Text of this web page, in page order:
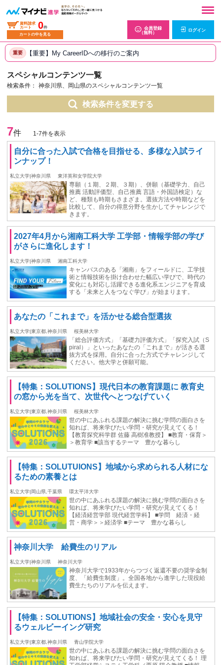
資料請求
カート
0件
カートの中を見る
会員登録
（無料）
ログイン
重要 【重要】My CareerIDへの移行のご案内
スペシャルコンテンツ一覧
検索条件： 神奈川県、岡山県のスペシャルコンテンツ一覧
検索条件を変更する
7件 1-7件を表示
自分に合った入試で合格を目指せる、多様な入試ライ
ンナップ！
私立大学|神奈川県 東洋英和女学院大学
専願（１期、２期、３期）、併願（基礎学力、自己
推薦 活動評価型、自己推薦 言語・外国語検定）な
ど、種類も時期もさまざま。選抜方法や時期などを
比較して、自分の得意分野を生かしてチャレンジで
きます。
2027年4月から湘南工科大学 工学部・情報学部の学び
がさらに進化します！
私立大学|神奈川県 湘南工科大学
キャンパスのある「湘南」をフィールドに、工学技
術と情報技術を掛け合わせた幅広い学びで、時代の
変化にも対応し活躍できる進化系エンジニアを育成
する「未来と人をつなぐ学び」が始まります。
あなたの「これまで」を活かせる総合型選抜
私立大学|東京都,神奈川県 桜美林大学
「総合評価方式」「基礎力評価方式」「探究入試（S
piral）」といったあなたの「これまで」が活きる選
抜方式を採用。自分に合った方式でチャレンジして
ください。他大学と併願可能。
【特集：SOLUTIONS】現代日本の教育課題に 教育史
の窓から光を当て、次世代へとつなげていく
私立大学|東京都,神奈川県 桜美林大学
世の中にあふれる課題の解決に挑む学問の面白さを
知れば、将来学びたい学問・研究が見えてくる！
【教育探究科学群 佐藤 高樹准教授】 ■教育・保育＞
＞教育学 ■該当するテーマ 豊かな暮らし
【特集：SOLUTUIONS】地域から求められる人材にな
るための素養とは
私立大学|岡山県,千葉県 環太平洋大学
世の中にあふれる課題の解決に挑む学問の面白さを
知れば、将来学びたい学問・研究が見えてくる！
【経済経営学部 現代経営学科】 ■学問 経済・経
営・商学＞＞経済学 ■テーマ 豊かな暮らし
神奈川大学 給費生のリアル
私立大学|神奈川県 神奈川大学
神奈川大学で1933年からつづく返還不要の奨学金制
度、「給費生制度」。全国各地から進学した現役給
費生たちのリアルを伝えます。
【特集：SOLUTIONS】地域社会の安全・安心を見守
るウェルビーイング研究
私立大学|東京都,神奈川県 青山学院大学
世の中にあふれる課題の解決に挑む学問の面白さを
知れば、将来学びたい学問・研究が見えてくる！ 理